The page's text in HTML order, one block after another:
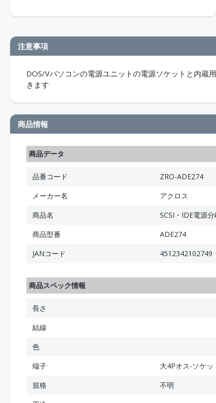
注意事項
DOS/Vパソコンの電源ユニットの電源ソケットと内蔵
きます
商品情報
商品データ
品番コード
ZRO-ADE274
メーカー名
アクロス
商品名
SCSI・IDE電源
商品型番
ADE274
JANコード
4512342102749
商品スペック情報
長さ
結線
色
端子
大4Pオス-ソケ
規格
不明